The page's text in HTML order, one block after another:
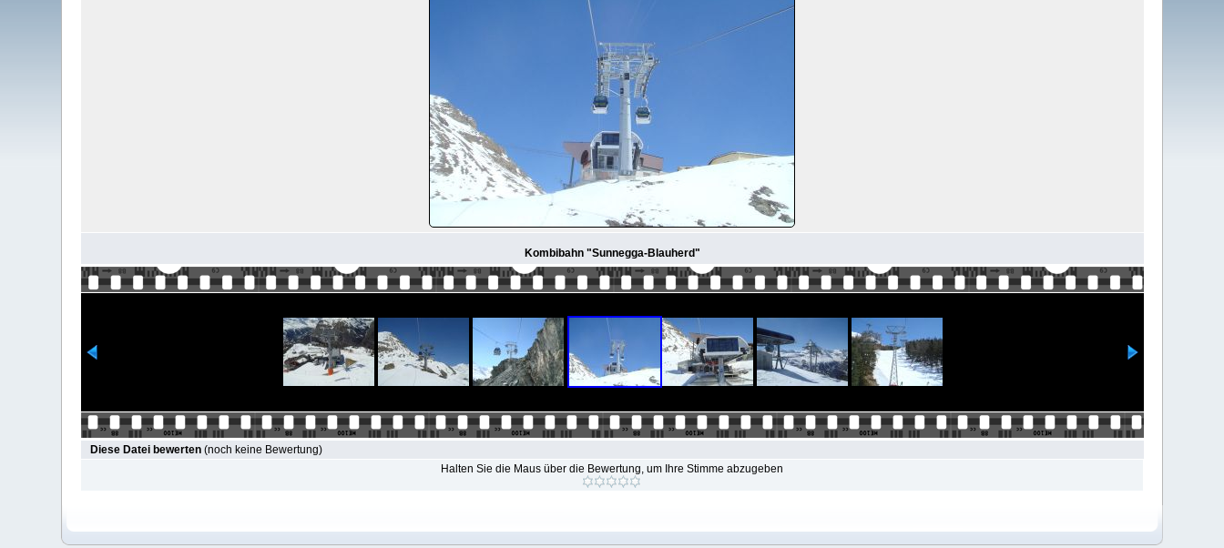
Kombibahn "Sunnegga-Blauherd"
Diese Datei bewerten(noch keine Bewertung)
Halten Sie die Maus über die Bewertung, um Ihre Stimme abzugeben